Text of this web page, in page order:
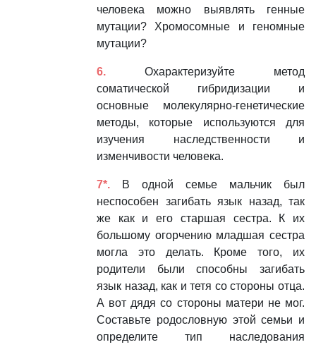
человека можно выявлять генные
мутации? Хромосомные и геномные
мутации?
6. Охарактеризуйте метод
соматической гибридизации и
основные молекулярно-генетические
методы, которые используются для
изучения наследственности и
изменчивости человека.
7*.
В одной семье мальчик был
неспособен загибать язык назад, так
же как и его старшая сестра. К их
большому огорчению младшая сестра
могла это делать. Кроме того, их
родители были способны загибать
язык назад, как и тетя со стороны отца.
А вот дядя со стороны матери не мог.
Составьте родословную этой семьи и
определите тип наследования